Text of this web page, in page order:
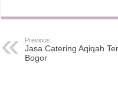
Previous
Jasa Catering Aqiqah
Bogor